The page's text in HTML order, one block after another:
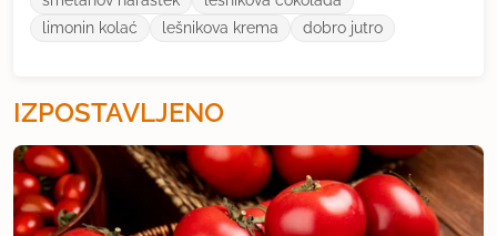
limonin kolać
lešnikova krema dobro jutro
IZPOSTAVLJENO